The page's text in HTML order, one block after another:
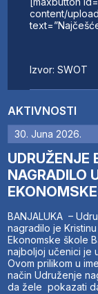
AKTIVNOSTI
30. Juna 2026.
UDRUŽENJE
NAGRADILO
BANJALUKA –
nagradilo je
Ekonomske škole
najboljoj učenici je
Ovom prilikom u
način Udruženje
da žele pokazati
content/
Izvor: SWOT